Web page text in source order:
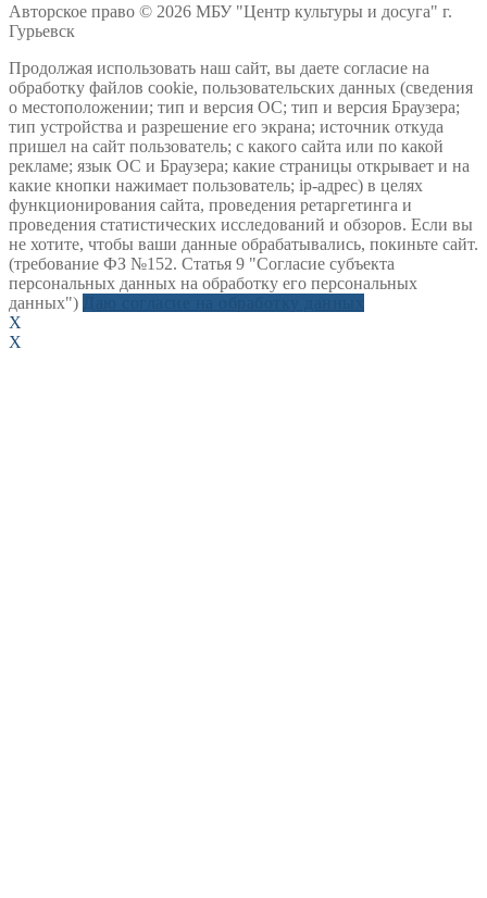
Авторское право © 2026 МБУ "Центр культуры и досуга" г.
Гурьевск
Продолжая использовать наш сайт, вы даете согласие на
обработку файлов cookie, пользовательских данных (сведения
о местоположении; тип и версия ОС; тип и версия Браузера;
тип устройства и разрешение его экрана; источник откуда
пришел на сайт пользователь; с какого сайта или по какой
рекламе; язык ОС и Браузера; какие страницы открывает и на
какие кнопки нажимает пользователь; ip-адрес) в целях
функционирования сайта, проведения ретаргетинга и
проведения статистических исследований и обзоров. Если вы
не хотите, чтобы ваши данные обрабатывались, покиньте сайт.
(требование ФЗ №152. Статья 9 "Согласие субъекта
персональных данных на обработку его персональных
данных")
X
X